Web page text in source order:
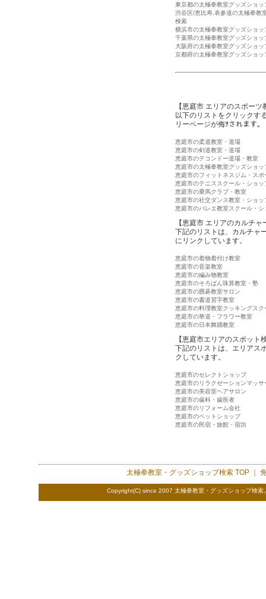
東京都の太極拳教室グッズショッ
渋谷区/恵比寿,表参道の太極拳教
検索
横浜市の太極拳教室グッズショッ
千葉県の太極拳教室グッズショッ
大阪府の太極拳教室グッズショッ
京都府の太極拳教室グッズショッ
【恵庭市 エリアのスポー
以下のリストをクリックす
リーページが侮ｦされます。
恵庭市の柔道教室・道場
恵庭市の剣道教室・道場
恵庭市のテコンドー道場・教室
恵庭市の太極拳教室グッズショッ
恵庭市のフィットネスジム・スポ
恵庭市のテニススクール・ショッ
恵庭市の乗馬クラブ・教室
恵庭市の社交ダンス教室・ショッ
恵庭市のバレエ教室スクール・シ
【恵庭市 エリアのカルチ
下記のリストは、カルチャ
にリンクしています。
恵庭市の着物着付け教室
恵庭市の音楽教室
恵庭市の編み物教室
恵庭市のそろばん珠算教室・塾
恵庭市の囲碁教室サロン
恵庭市の書道習字教室
恵庭市の料理教室クッキングスク
恵庭市の華道・フラワー教室
恵庭市の日本舞踊教室
【恵庭市エリアのスポット
下記のリストは、エリアス
クしています。
恵庭市のセレクトショップ
恵庭市のリラクゼーションマッサ
恵庭市の美容室ヘアサロン
恵庭市の歯科・歯医者
恵庭市のリフォーム会社
恵庭市のペットショップ
恵庭市の民宿・旅館・宿坊
太極拳教室・グッズショップ検索TOP ｜
Copyright(C) since 2007 太極拳教室・グッズショップ検索